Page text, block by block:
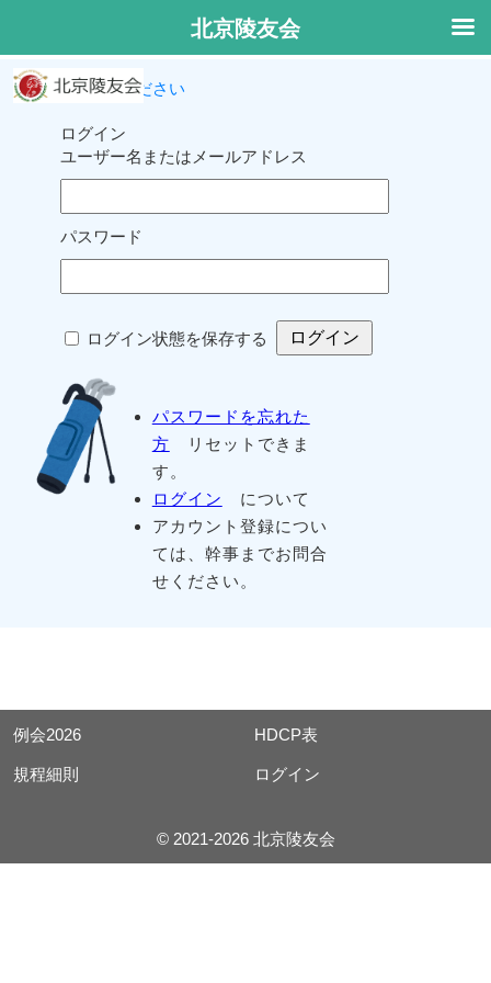
ログインしてください
ログイン
ユーザー名またはメールアドレス
パスワード
ログイン状態を保存する
パスワードを忘れた
方 リセットできま
す。
ログイン
について
アカウント登録につい
ては、幹事までお問合
せください。
例会2026 HDCP表
規程細則 ログイン
© 2021-2026 北京陵友会
北京陵友会